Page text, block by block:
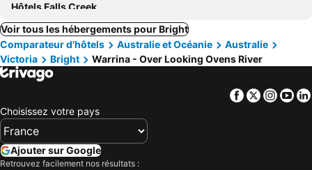
Hôtels Falls Creek
Voir tous les hébergements pour Bright
Comparateur d'hôtels
Australie et Océanie
Australie
Victoria
Bright Warrina - Over Looking Ovens River
Facebook
Twitter
Choisissez votre pays
Ajouter sur Google
Retrouvez facilement nos résultats :